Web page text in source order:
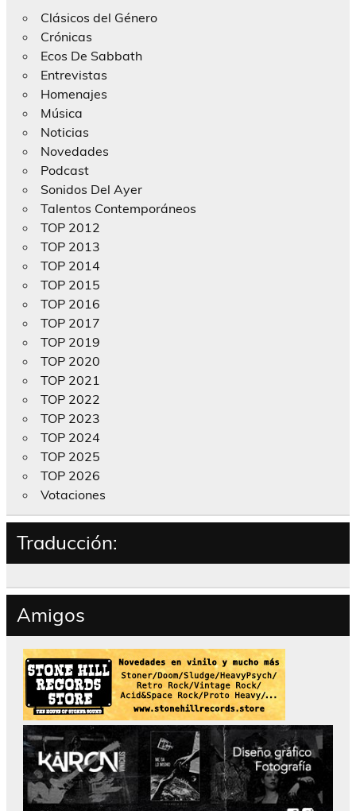
Clásicos del Género
Crónicas
Ecos De Sabbath
Entrevistas
Homenajes
Música
Noticias
Novedades
Podcast
Sonidos Del Ayer
Talentos Contemporáneos
TOP 2012
TOP 2013
TOP 2014
TOP 2015
TOP 2016
TOP 2017
TOP 2019
TOP 2020
TOP 2021
TOP 2022
TOP 2023
TOP 2024
TOP 2025
TOP 2026
Votaciones
Traducción:
Amigos